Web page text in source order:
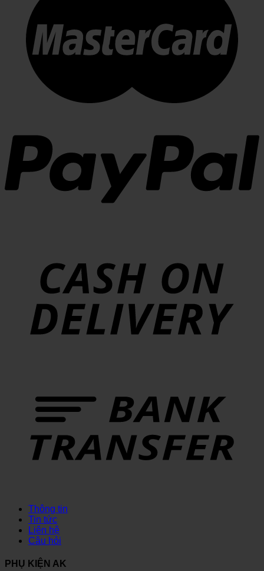
Thông tin
Tin tức
Liên hệ
Câu hỏi
PHỤ KIỆN AK